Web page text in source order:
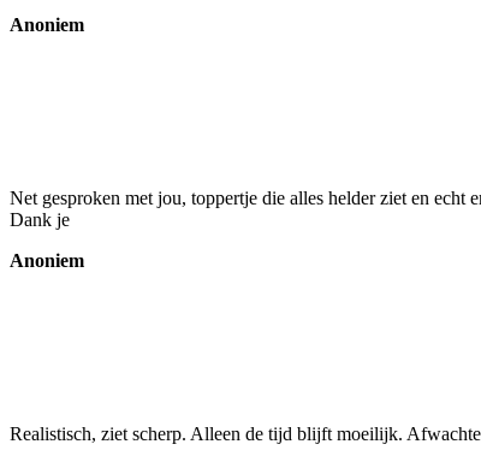
Anoniem
Net gesproken met jou, toppertje die alles helder ziet en echt
Dank je
Anoniem
Realistisch, ziet scherp. Alleen de tijd blijft moeilijk.